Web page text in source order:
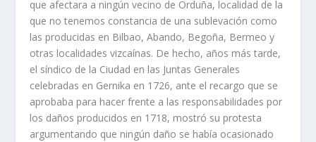
que afectara a ningún vecino de Orduña, localidad de la
que no tenemos constancia de una sublevación como
las producidas en Bilbao, Abando, Begoña, Bermeo y
otras localidades vizcaínas. De hecho, años más tarde,
el síndico de la Ciudad en las Juntas Generales
celebradas en Gernika en 1726, ante el recargo que se
aprobaba para hacer frente a las responsabilidades por
los daños producidos en 1718, mostró su protesta
argumentando que ningún daño se había ocasionado